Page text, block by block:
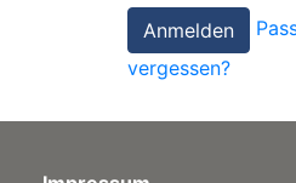
Paper
vergessen?